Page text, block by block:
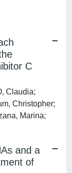
C
Claudia;
Christopher;
Marina;
and a
of